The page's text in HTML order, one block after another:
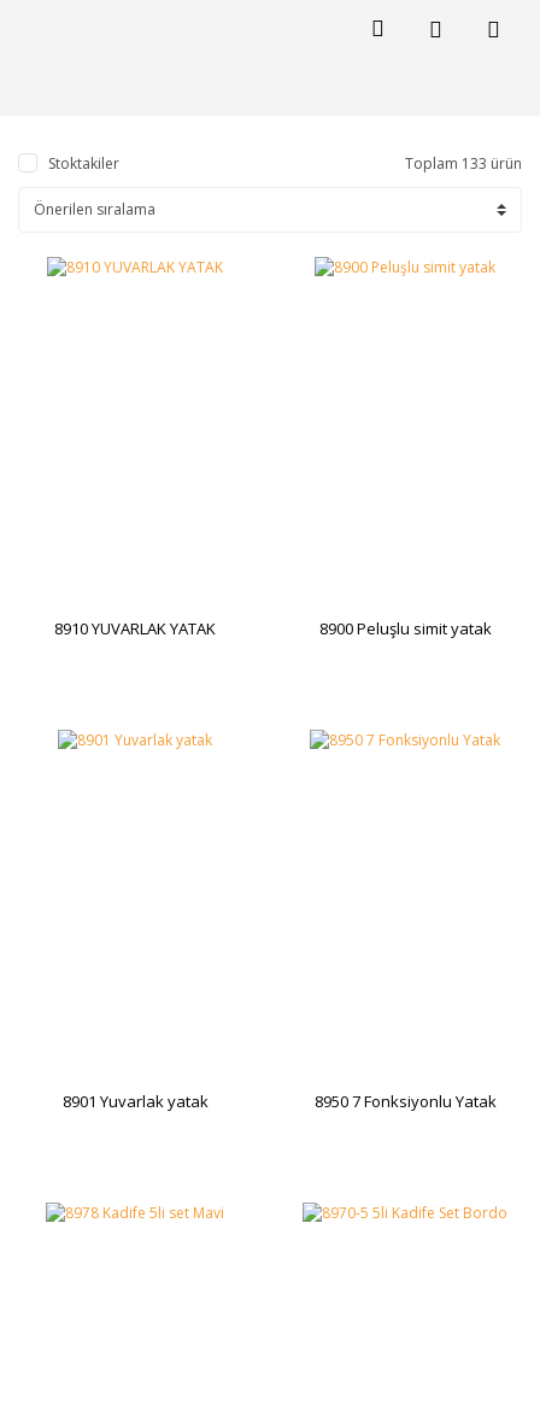
Stoktakiler Toplam 133 ürün
8910 YUVARLAK YATAK 8900 Peluşlu simit yatak
8901 Yuvarlak yatak 8950 7 Fonksiyonlu Yatak